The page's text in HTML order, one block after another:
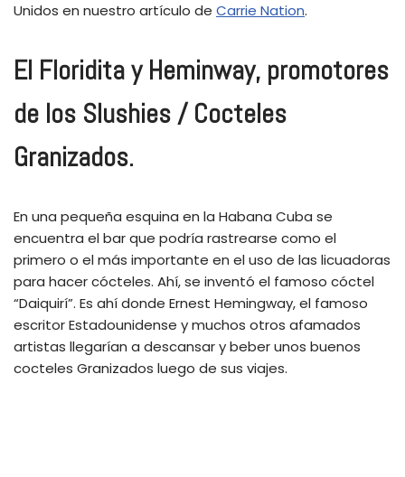
Unidos en nuestro artículo de Carrie Nation.
El Floridita y Heminway, promotores
de los Slushies / Cocteles
Granizados.
En una pequeña esquina en la Habana Cuba se
encuentra el bar que podría rastrearse como el
primero o el más importante en el uso de las licuadoras
para hacer cócteles. Ahí, se inventó el famoso cóctel
“Daiquirí”. Es ahí donde Ernest Hemingway, el famoso
escritor Estadounidense y muchos otros afamados
artistas llegarían a descansar y beber unos buenos
cocteles Granizados luego de sus viajes.